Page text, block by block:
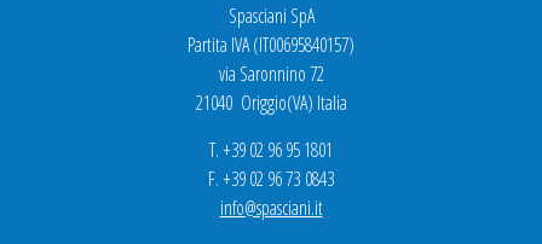
Spasciani SpA
Partita IVA (IT00695840157)
via Saronnino 72
21040 Origgio(VA) Italia
T. +39 02 96 95 1801
F. +39 02 96 73 0843
info@spasciani.it